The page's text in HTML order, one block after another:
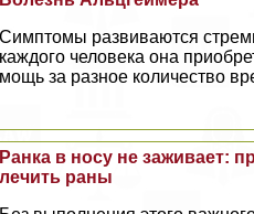
Симптомы развиваются
каждого человека она
мощь за разное количество
Ранка в носу не заживает:
лечить раны